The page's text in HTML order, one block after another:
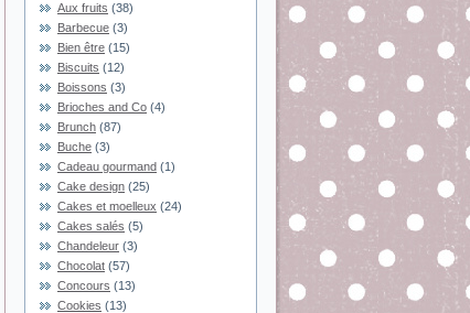
Aux fruits (38)
Barbecue (3)
Bien être (15)
Biscuits (12)
Boissons (3)
Brioches and Co (4)
Brunch (87)
Buche (3)
Cadeau gourmand (1)
Cake design (25)
Cakes et moelleux (24)
Cakes salés (5)
Chandeleur (3)
Chocolat (57)
Concours (13)
Cookies (13)